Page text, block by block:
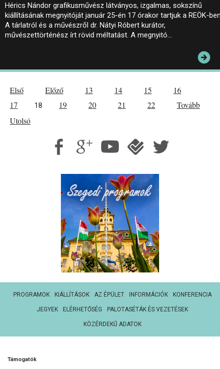
Hérics Nándor grafikusművész látványos, izgalmas, sokszínű
kiállításának megnyitóját január 25-én 17 órakor tartjuk a REÖK-
A tárlatról és a művészről dr. Nátyi Róbert kurátor,
művészettörténész írt rövid méltatást. A megnyitó…
Első Előző 13 14 15
16
17
18 19 20 21 22
Tovább
Utolsó
PROGRAMOK KIÁLLÍTÁSOK AZ ÉPÜLET INFORMÁCIÓK KONFERENCIA
JEGYEK ELÉRHETŐSÉG PALOTASÉTÁK ÉS VEZETÉSEK
KÖZÉRDEKŰ ADATOK
Támogatók